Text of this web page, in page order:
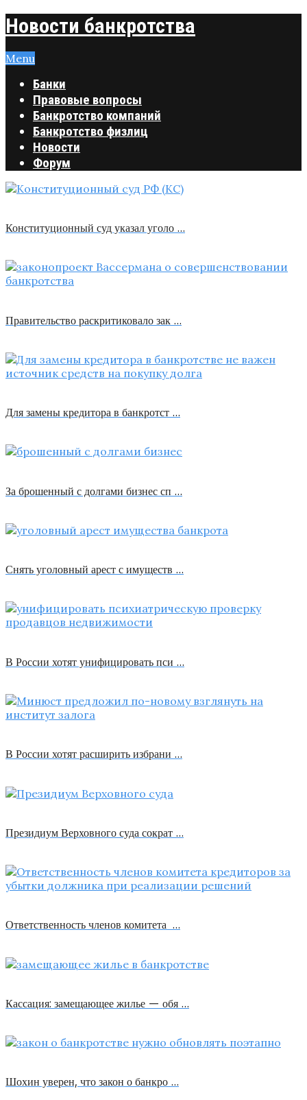
Новости банкротства
Menu
Банки
Правовые вопросы
Банкротство компаний
Банкротство физлиц
Новости
Форум
Конституционный суд указал уголо …
Правительство раскритиковало зак …
Для замены кредитора в банкротст …
За брошенный с долгами бизнес сп …
Снять уголовный арест с имуществ …
В России хотят унифицировать пси …
В России хотят расширить избрани …
Президиум Верховного суда сократ …
Ответственность членов комитета …
Кассация: замещающее жилье — обя …
Шохин уверен, что закон о банкро …